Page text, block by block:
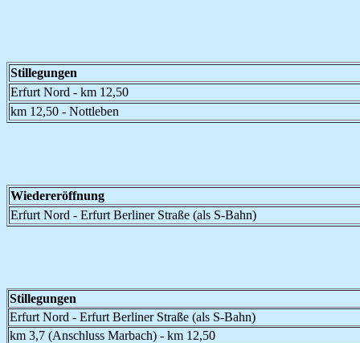
Stillegungen
Erfurt Nord - km 12,50
km 12,50 - Nottleben
Wiedereröffnung
Erfurt Nord - Erfurt Berliner Straße (als S-Bahn)
Stillegungen
Erfurt Nord - Erfurt Berliner Straße (als S-Bahn)
km 3,7 (Anschluss Marbach) - km 12,50